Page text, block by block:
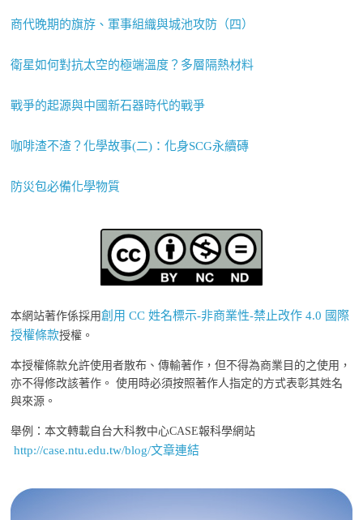
商代晚期的旗斿、軍事組織與城池攻防（四）
衛星如何對抗太空的極端溫度？多層隔熱材料
戰爭的起源與中國新石器時代的戰爭
咖啡渣不渣？化學故事(二)：化身SCG永續磚
防災包必備化學物質
本網站著作係採用創用 CC 姓名標示-非商業性-禁止改作 4.0 國際
授權條款授權。
本授權條款允許使用者散布、傳輸著作，但不得為商業目的之使用，
亦不得修改該著作。 使用時必須按照著作人指定的方式表彰其姓名
與來源。
舉例：本文轉載自台大科教中心CASE報科學網站
http://case.ntu.edu.tw/blog/文章連結